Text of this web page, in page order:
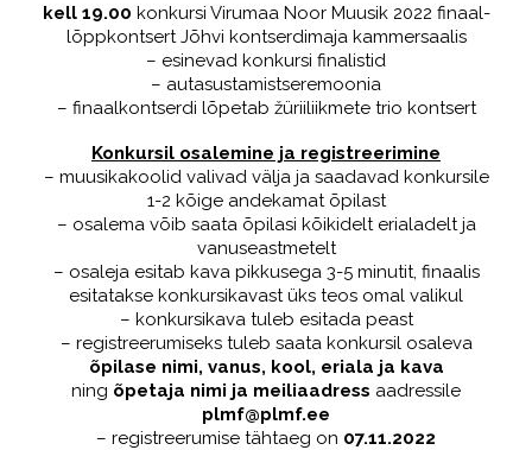
kell 19.00 konkursi Virumaa Noor Muusik 2022 finaal-
lõppkontsert Jõhvi kontserdimaja kammersaalis
– esinevad konkursi finalistid
– autasustamistseremoonia
– finaalkontserdi lõpetab žüriiliikmete trio kontsert
Konkursil osalemine ja registreerimine
– muusikakoolid valivad välja ja saadavad konkursile
1-2 kõige andekamat õpilast
– osalema võib saata õpilasi kõikidelt erialadelt ja
vanuseastmetelt
– osaleja esitab kava pikkusega 3-5 minutit, finaalis
esitatakse konkursikavast üks teos omal valikul
– konkursikava tuleb esitada peast
– registreerumiseks tuleb saata konkursil osaleva
õpilase nimi, vanus, kool, eriala ja kava
ning õpetaja nimi ja meiliaadress aadressile
plmf@plmf.ee
– registreerumise tähtaeg on 07.11.2022